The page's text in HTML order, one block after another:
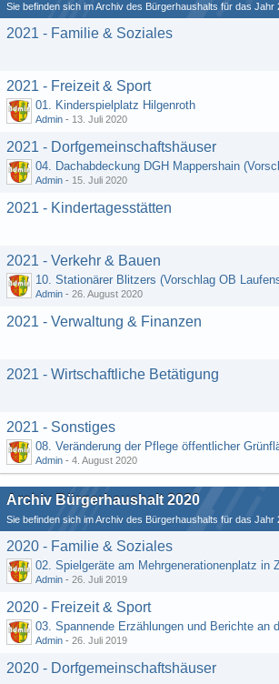
Sie befinden sich im Archiv des Bürgerhaushalts für das Jahr
2021 - Familie & Soziales
2021 - Freizeit & Sport
01. Kinderspielplatz Hilgenroth
Admin - 13. Juli 2020
2021 - Dorfgemeinschaftshäuser
Admin - 15. Juli 2020
2021 - Kindertagesstätten
2021 - Verkehr & Bauen
10. Stationärer Blitzers (Vorschlag OB
Admin - 26. August 2020
2021 - Verwaltung & Finanzen
2021 - Wirtschaftliche Betätigung
2021 - Sonstiges
Admin - 4. August 2020
Archiv Bürgerhaushalt 2020
Sie befinden sich im Archiv des Bürgerhaushalts für das Jahr
2020 - Familie & Soziales
02. Spielgeräte am Mehrgenerationenplatz in
Admin - 26. Juli 2019
2020 - Freizeit & Sport
Admin - 26. Juli 2019
2020 - Dorfgemeinschaftshäuser